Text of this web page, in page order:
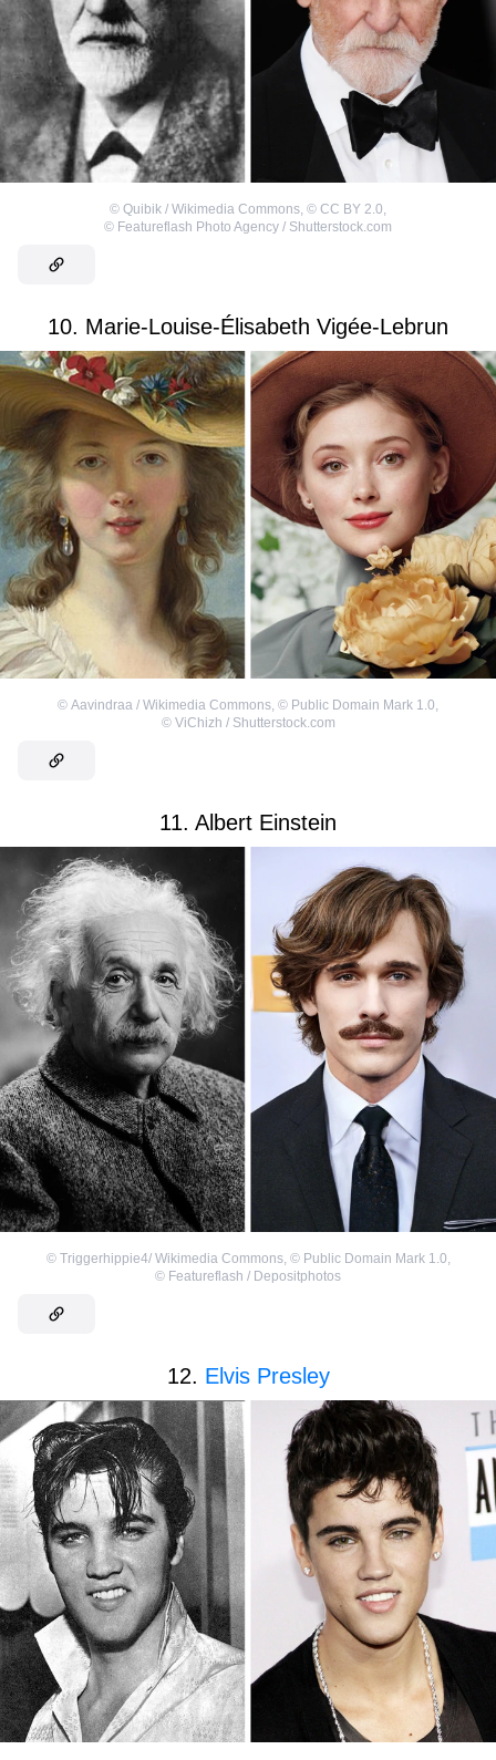
© Quibik / Wikimedia Commons, © CC BY 2.0,
© Featureflash Photo Agency / Shutterstock.com
10. Marie-Louise-Élisabeth Vigée-Lebrun
© Aavindraa / Wikimedia Commons, © Public Domain Mark 1.0,
© ViChizh / Shutterstock.com
11. Albert Einstein
© Triggerhippie4/ Wikimedia Commons, © Public Domain Mark 1.0,
© Featureflash / Depositphotos
12. Elvis Presley